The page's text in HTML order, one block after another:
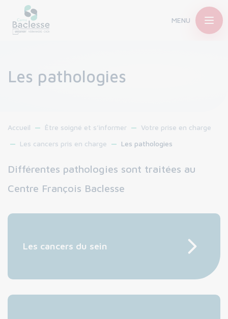
MENU
Les pathologies
Accueil Être soigné et s’informer
Votre prise en charge
Les cancers pris en charge
Les pathologies
Différentes pathologies sont traitées au
Centre François Baclesse
Les cancers du sein